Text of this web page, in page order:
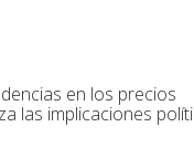
en los precios
las implicaciones